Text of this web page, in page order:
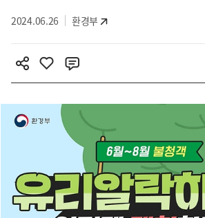
2024.06.26 환경부